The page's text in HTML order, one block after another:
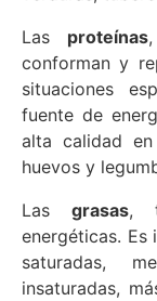
Las proteínas
conforman y
situaciones
fuente de
alta calidad en
huevos y
Las grasas,
energéticas.
saturadas,
insaturadas,